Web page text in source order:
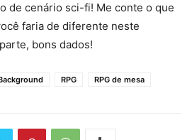
de cenário sci-fi! Me conte o que
faria de diferente neste
bons dados!
RPG RPG de mesa